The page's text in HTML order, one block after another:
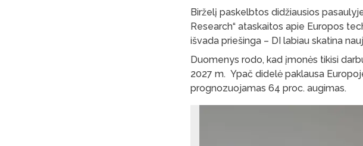
Birželį paskelbtos didžiausios
Research“ ataskaitos apie Europos
išvada priešinga – DI labiau skatina
Duomenys rodo, kad įmonės tikisi
2027 m. Ypač didelė paklausa
prognozuojamas 64 proc. augimas.